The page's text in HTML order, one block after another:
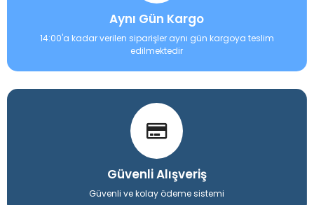
Aynı Gün Kargo
14:00'a kadar verilen siparişler aynı gün kargoya teslim
edilmektedir
Güvenli Alışveriş
Güvenli ve kolay ödeme sistemi